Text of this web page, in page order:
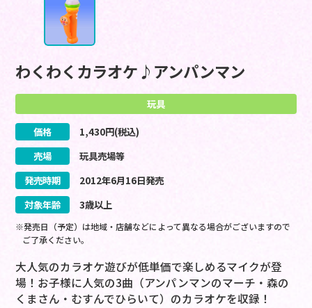
わくわくカラオケ♪アンパンマン
玩具
価格 1,430円(税込)
売場
玩具売場等
発売時期
2012年6月16日発売
対象年齢
3歳以上
※発売日（予定）は地域・店舗などによって異なる場合がございますので
ご了承ください。
大人気のカラオケ遊びが低単価で楽しめるマイクが登
場！お子様に人気の3曲（アンパンマンのマーチ・森の
くまさん・むすんでひらいて）のカラオケを収録！